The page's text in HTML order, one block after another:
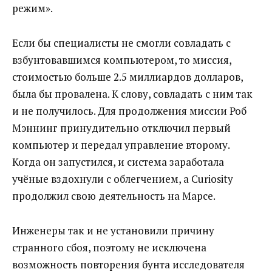
режим».
Если бы специалисты не смогли совладать с
взбунтовавшимся компьютером, то миссия,
стоимостью больше 2.5 миллиардов долларов,
была бы провалена. К слову, совладать с ним так
и не получилось. Для продолжения миссии Роб
Мэннинг принудительно отключил первый
компьютер и передал управление второму.
Когда он запустился, и система заработала
учёные вздохнули с облегчением, а Curiosity
продолжил свою деятельность на Марсе.
Инженеры так и не установили причину
странного сбоя, поэтому не исключена
возможность повторения бунта исследователя